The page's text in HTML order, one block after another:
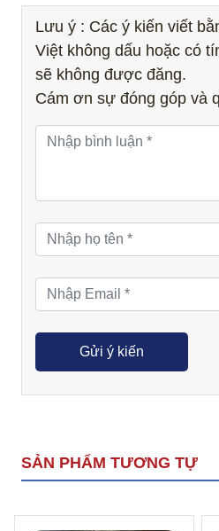
Lưu ý : Các ý kiến viết
Việt không dấu hoặc có
sẽ không được đăng.
Cám ơn sự đóng góp và
SẢN PHẨM TƯƠNG TỰ